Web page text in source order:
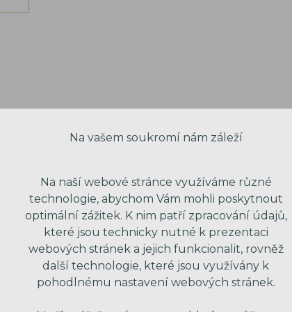
VAŠE JMÉNO
Na vašem soukromí nám záleží
Na naší webové stránce využíváme různé
technologie, abychom Vám mohli poskytnout
optimální zážitek. K nim patří zpracování údajů,
které jsou technicky nutné k prezentaci
webových stránek a jejich funkcionalit, rovněž
další technologie, které jsou využívány k
pohodlnému nastavení webových stránek.